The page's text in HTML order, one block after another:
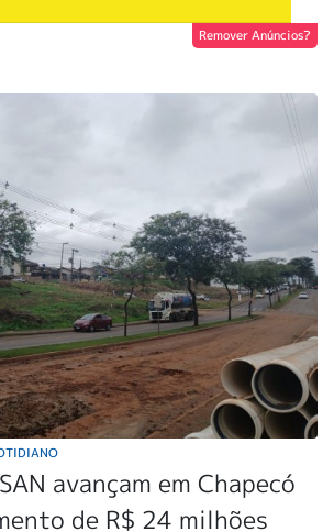
Remover Anúncios?
avançam em Chapecó
de R$ 24 milhões